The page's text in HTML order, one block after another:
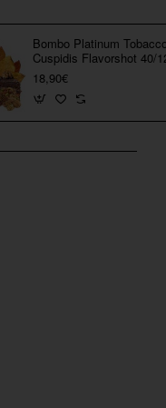
Bombo Platinum
Cuspidis Flavorshot 40/
18,90€